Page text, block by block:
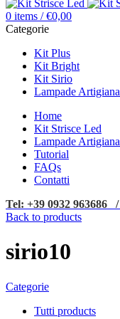
0 items / €0,00
Categorie
Kit Plus
Kit Bright
Kit Sirio
Lampade
Home
Kit Strisce Led
Lampade
Tutorial
FAQs
Contatti
Tel: +39 0932 963686
Back to products
sirio10
Categorie
Tutti products